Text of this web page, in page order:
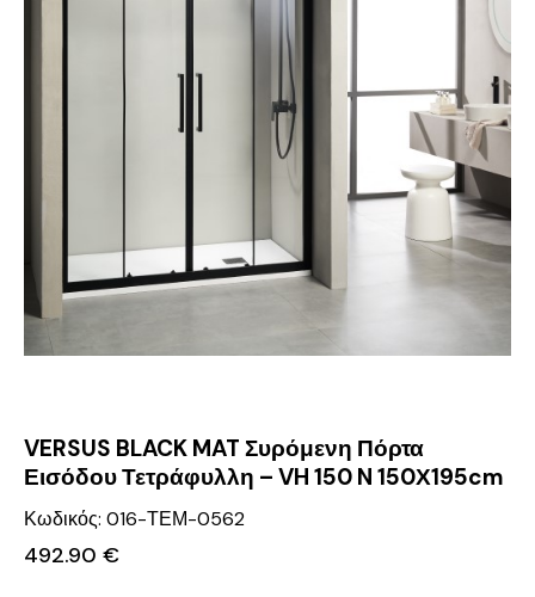
VERSUS BLACK MAT Συρόμενη Πόρτα
Εισόδου Τετράφυλλη – VH 150 N 150Χ195cm
Κωδικός: 016-ΤΕΜ-0562
492.90 €